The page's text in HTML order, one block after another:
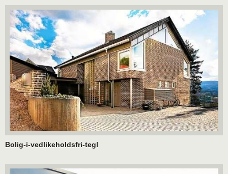
Bolig-i-vedlikeholdsfri-tegl